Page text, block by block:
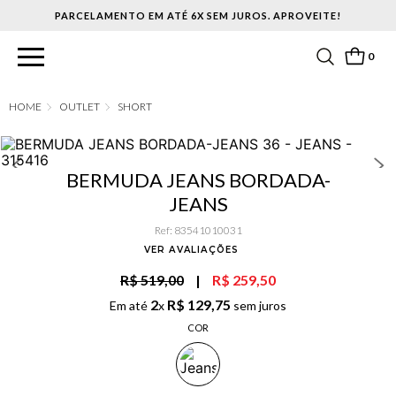
PARCELAMENTO EM ATÉ 6X SEM JUROS. APROVEITE!
0
OUTLET SHORT
BERMUDA JEANS BORDADA-
JEANS
Ref: 83541010031
VER AVALIAÇÕES
R$ 519,00 | R$ 259,50
Em até 2x R$ 129,75 sem juros
COR